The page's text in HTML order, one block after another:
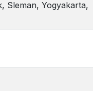
Sleman, Yogyakarta,